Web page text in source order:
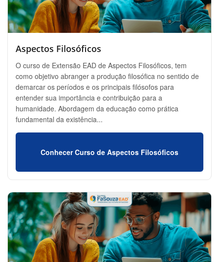
Aspectos Filosóficos
O curso de Extensão EAD de Aspectos Filosóficos, tem
como objetivo abranger a produção filosófica no sentido de
demarcar os períodos e os principais filósofos para
entender sua importância e contribuição para a
humanidade. Abordagem da educação como prática
fundamental da existência...
Conhecer Curso de Aspectos Filosóficos